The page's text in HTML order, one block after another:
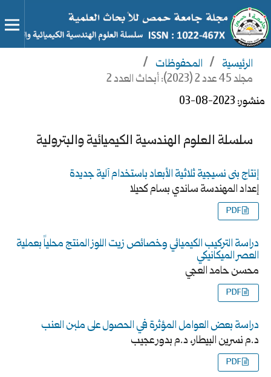
الرئيسية / المحفوظات /
مجلد 45 عدد 2 (2023): أبحاث العدد 2
منشور: 2023-08-03
سلسلة العلوم الهندسية الكيميائية والبترولية
إنتاج بنى نسيجية ثلاثية الأبعاد باستخدام آلية جديدة
إعداد المهندسة ساندي بسام كحيلا
PDF
دراسة التركيب الكيميائي وخصائص زيت اللوز المنتج محلياً بعملية
العصر الميكانيكي
محسن حامد العجي
PDF
دراسة بعض العوامل المؤثرة في الحصول على ملبن العنب
د.م نسرين البيطار، د.م بدور عجيب
PDF